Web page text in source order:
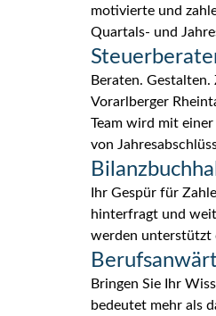
motivierte und
Quartals- und
Beraten.
Vorarlberger
Team wird mit
von
Ihr Gespür für
hinterfragt und
werden unterstützt
Bringen Sie Ihr
bedeutet mehr als